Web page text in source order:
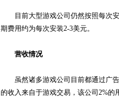
目前大型游戏公司仍然按照每次安
期费用约为每次安装2-3美元。
营收情况
虽然诸多游戏公司目前都通过广告
的收入来自于游戏交易，该公司2%